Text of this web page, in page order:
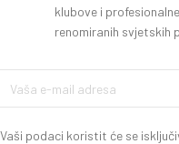
klubove i
renomiranih svjetskih
Vaši podaci koristit će se